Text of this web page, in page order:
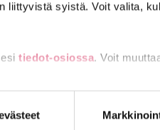
liittyvistä syistä. Voit valita,
tiedot-osiossa. Voit
tilastointi- tai